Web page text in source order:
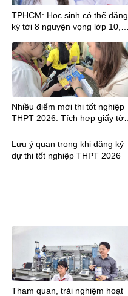
TPHCM: Học sinh có thể đăng
ký tới 8 nguyện vọng lớp 10,
Nhiều điểm mới thi tốt nghiệp
THPT 2026: Tích hợp giấy tờ,
ngày
Lưu ý quan trọng khi đăng ký
dự thi tốt nghiệp THPT 2026
Tham quan, trải nghiệm hoạt